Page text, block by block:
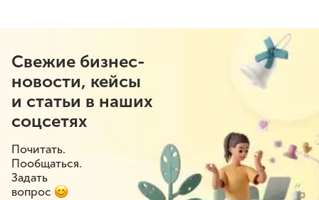
Свежие бизнес-
новости, кейсы
и статьи в наших
соцсетях
Почитать.
Пообщаться.
Задать
вопрос